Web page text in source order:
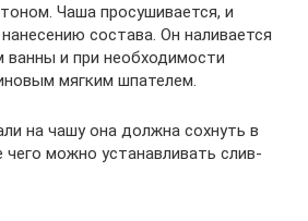
Чаша просушивается, и
состава. Он наливается
ванны и при необходимости
мягким шпателем.
на чашу она должна сохнуть в
чего можно устанавливать слив-